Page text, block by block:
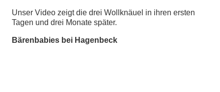
Unser Video zeigt die drei Wollknäuel in ihren ersten
Tagen und drei Monate später.
Bärenbabies bei Hagenbeck